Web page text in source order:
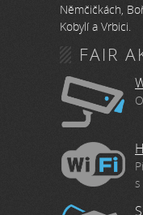
Němčičkách,
Kobylí a Vrbici.
FAIR